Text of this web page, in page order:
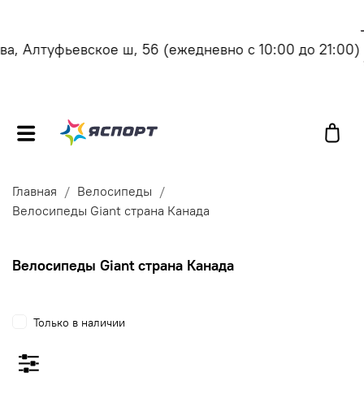
Алтуфьевское ш, 56(ежедневно с 10:00 до 21:00)
Главная
Велосипеды
Велосипеды Giant страна Канада
Велосипеды Giant страна Канада
Только в наличии